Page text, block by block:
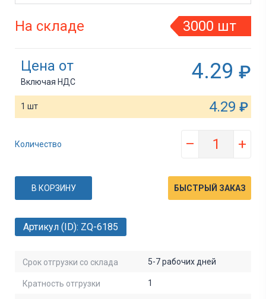
Артикул (ID): ZQ-6185
Срок отгрузки со склада 5-7 рабочих дней
Кратность отгрузки 1
На складе 3000 шт
Цена от
Включая НДС 4.29 ₽
1 шт 4.29 ₽
Количество – +
В КОРЗИНУ БЫСТРЫЙ ЗАКАЗ